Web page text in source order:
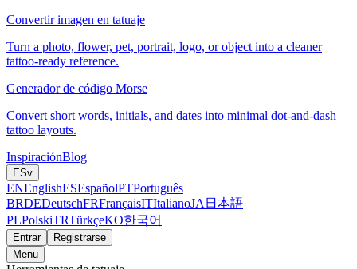
Convertir imagen en tatuaje
Turn a photo, flower, pet, portrait, logo, or object into a cleaner
tattoo-ready reference.
Generador de código Morse
Convert short words, initials, and dates into minimal dot-and-dash
tattoo layouts.
InspiraciónBlog
ESv
ENEnglishESEspañolPTPortuguês
BRDEDeutschFRFrançaisITItalianoJA 日本語
PLPolskiTRTürkçeKO한국어
Entrar
Registrarse
Menu